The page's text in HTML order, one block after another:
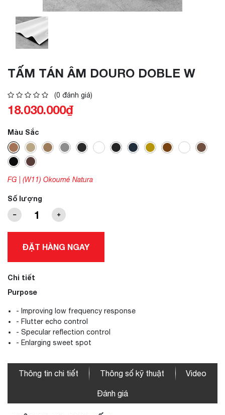
TẤM TÁN ÂM DOURO DOBLE W
(0 đánh giá)
18.030.000₫
Màu Sắc
FG | (W11) Okoumé Natura
Số lượng
ĐẶT HÀNG NGAY
Chi tiết
Purpose
- Improving low frequency response
- Flutter echo control
- Specular reflection control
- Enlarging sweet spot
Thông tin chi tiết Thông số kỹ thuật Video
Đánh giá